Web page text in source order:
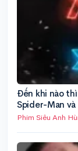
Đến khi nào
Spider-Man
Phim Siêu Anh